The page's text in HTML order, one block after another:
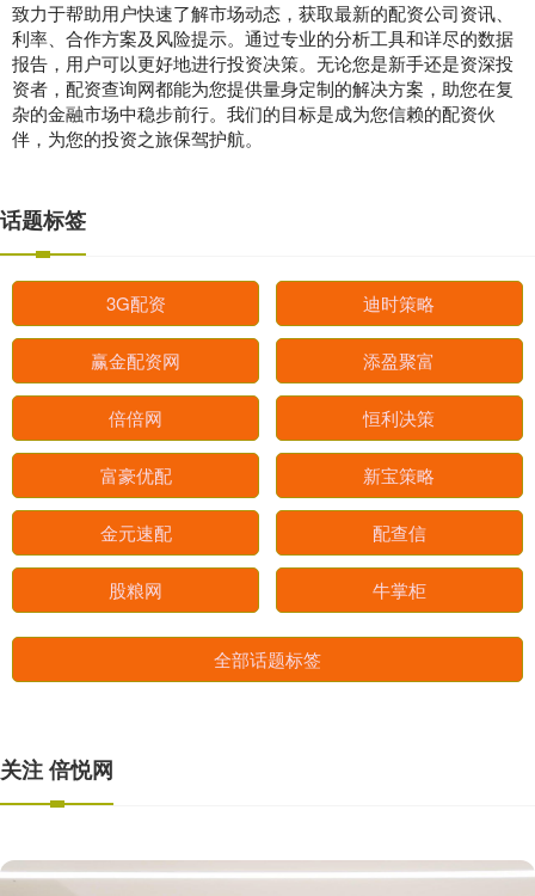
致力于帮助用户快速了解市场动态，获取最新的配资公司资讯、
利率、合作方案及风险提示。通过专业的分析工具和详尽的数据
报告，用户可以更好地进行投资决策。无论您是新手还是资深投
资者，配资查询网都能为您提供量身定制的解决方案，助您在复
杂的金融市场中稳步前行。我们的目标是成为您信赖的配资伙
伴，为您的投资之旅保驾护航。
话题标签
3G配资 迪时策略
赢金配资网 添盈聚富
倍倍网 恒利决策
富豪优配 新宝策略
金元速配 配查信
股粮网 牛掌柜
全部话题标签
关注 倍悦网